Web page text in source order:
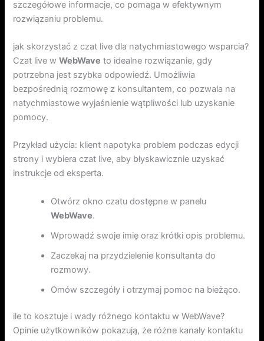
szczegółowe informacje, co pomaga w efektywnym
rozwiązaniu problemu.
jak skorzystać z czat live dla natychmiastowego wsparcia?
Czat live wWebWave to idealne rozwiązanie, gdy
potrzebna jest szybka odpowiedź. Umożliwia
bezpośrednią rozmowę z konsultantem, co pozwala na
natychmiastowe wyjaśnienie wątpliwości lub uzyskanie
pomocy.
Przykład użycia: klient napotyka problem podczas edycji
strony i wybiera czat live, aby błyskawicznie uzyskać
instrukcje od eksperta.
Otwórz okno czatu dostępne w panelu
WebWave.
Wprowadź swoje imię oraz krótki opis problemu.
Zaczekaj na przydzielenie konsultanta do
rozmowy.
Omów szczegóły i otrzymaj pomoc na bieżąco.
ile to kosztuje i wady różnego kontaktu w WebWave?
Opinie użytkowników pokazują, że różne kanały kontaktu